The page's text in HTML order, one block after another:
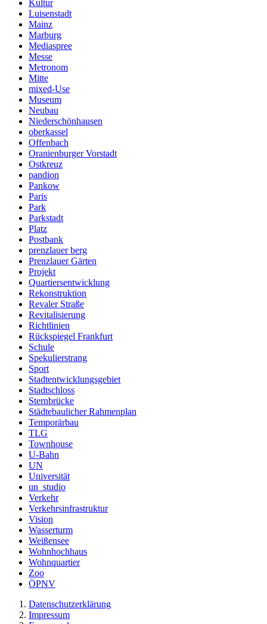
Kultur
Luisenstadt
Mainz
Marburg
Mediaspree
Messe
Metronom
Mitte
mixed-Use
Museum
Neubau
Niederschönhausen
oberkassel
Offenbach
Oranienburger Vorstadt
Ostkreuz
pandion
Pankow
Paris
Park
Parkstadt
Platz
Postbank
prenzlauer berg
Prenzlauer Gärten
Projekt
Quartiersentwicklung
Rekonstruktion
Revaler Straße
Revitalisierung
Richtlinien
Rückspiegel Frankfurt
Schule
Spekulierstrang
Sport
Stadtentwicklungsgebiet
Stadtschloss
Sternbrücke
Städtebaulicher Rahmenplan
Temporärbau
TLG
Townhouse
U-Bahn
UN
Universität
un_studio
Verkehr
Verkehrsinfrastruktur
Vision
Wasserturm
Weißensee
Wohnhochhaus
Wohnquartier
Zoo
ÖPNV
Datenschutzerklärung
Impressum